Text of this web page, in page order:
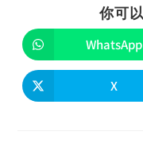
你可
WhatsApp
X